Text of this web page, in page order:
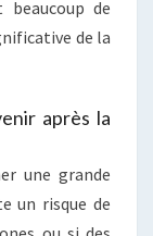
de
de la
après la
une grande
un risque de